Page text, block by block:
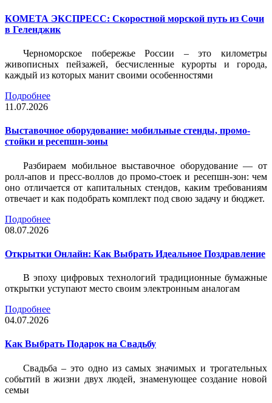
КОМЕТА ЭКСПРЕСС: Скоростной морской путь из Сочи
в Геленджик
Черноморское побережье России – это километры
живописных пейзажей, бесчисленные курорты и города,
каждый из которых манит своими особенностями
Подробнее
11.07.2026
Выставочное оборудование: мобильные стенды, промо-
стойки и ресепшн-зоны
Разбираем мобильное выставочное оборудование — от
ролл-апов и пресс-воллов до промо-стоек и ресепшн-зон: чем
оно отличается от капитальных стендов, каким требованиям
отвечает и как подобрать комплект под свою задачу и бюджет.
Подробнее
08.07.2026
Открытки Онлайн: Как Выбрать Идеальное Поздравление
В эпоху цифровых технологий традиционные бумажные
открытки уступают место своим электронным аналогам
Подробнее
04.07.2026
Как Выбрать Подарок на Свадьбу
Свадьба – это одно из самых значимых и трогательных
событий в жизни двух людей, знаменующее создание новой
семьи